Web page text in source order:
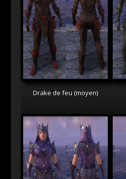
Drake de feu (moyen)